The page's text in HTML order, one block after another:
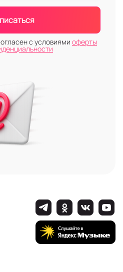
с условиями оферты